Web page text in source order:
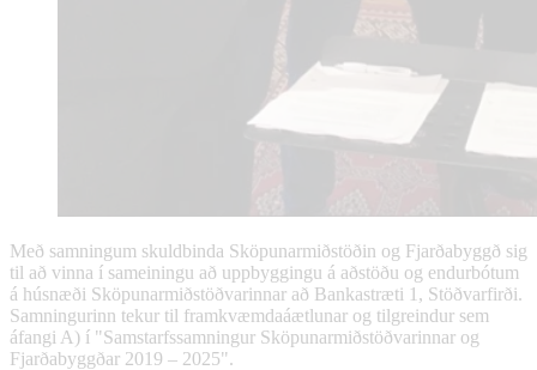
Með samningum skuldbinda Sköpunarmiðstöðin og Fjarðabyggð sig
til að vinna í sameiningu að uppbyggingu á aðstöðu og endurbótum
á húsnæði Sköpunarmiðstöðvarinnar að Bankastræti 1, Stöðvarfirði.
Samningurinn tekur til framkvæmdaáætlunar og tilgreindur sem
áfangi A) í "Samstarfssamningur Sköpunarmiðstöðvarinnar og
Fjarðabyggðar 2019 – 2025".